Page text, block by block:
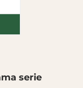
serie